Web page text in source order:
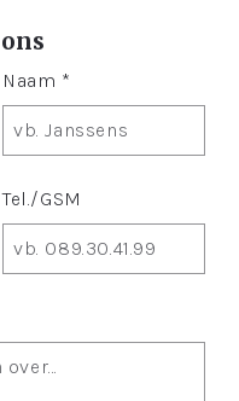
Naam *
Tel./GSM